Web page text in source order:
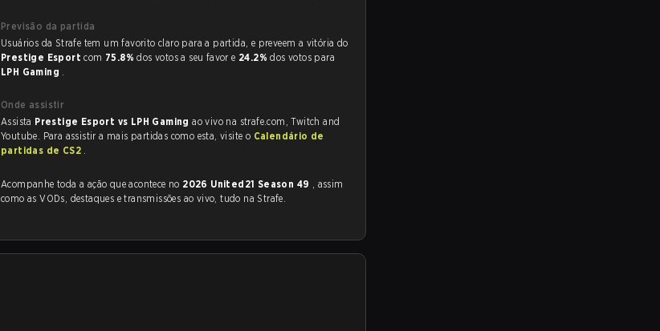
Previsão da partida
Usuários da Strafe tem um favorito claro para a partida, e preveem a vitória do
Prestige Esportcom 75.8%dos votos a seu favor e 24.2%dos votos para
LPH Gaming .
Onde assistir
Assista Prestige Esport vs LPH Gamingao vivo na strafe.com, Twitch and
Youtube. Para assistir a mais partidas como esta, visite o Calendário de
partidas de CS2 .
Acompanhe toda a ação que acontece no 2026 United21 Season 49 , assim
como as VODs, destaques e transmissões ao vivo, tudo na Strafe.